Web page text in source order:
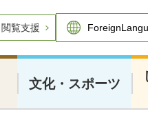
閲覧支援
文化・スポーツ